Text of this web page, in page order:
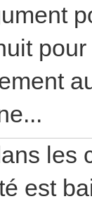
les
est